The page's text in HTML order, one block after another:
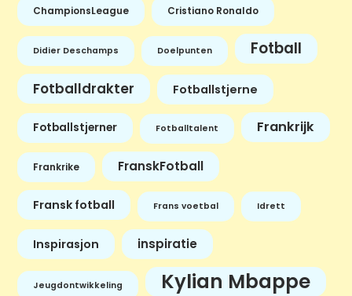
ChampionsLeague Cristiano Ronaldo
Didier Deschamps Doelpunten Fotball
Fotballdrakter Fotballstjerne
Fotballstjerner Fotballtalent Frankrijk
Frankrike FranskFotball
Fransk fotball Frans voetbal Idrett
Inspirasjon inspiratie
Jeugdontwikkeling Kylian Mbappe